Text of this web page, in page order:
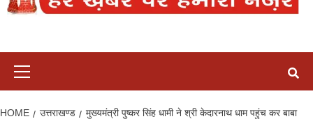
HOME उत्तराखण्ड
मुख्यमंत्री पुष्कर सिंह धामी ने श्री केदारनाथ धाम पहुंच कर बाबा